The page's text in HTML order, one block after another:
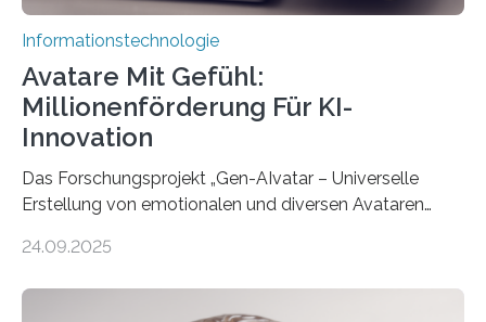
Informationstechnologie
Avatare Mit Gefühl:
Millionenförderung Für KI-
Innovation
Das Forschungsprojekt „Gen-AIvatar – Universelle
Erstellung von emotionalen und diversen Avataren
Förderung in Höhe von rund 2 Millionen Euro. Dabei
24.09.2025